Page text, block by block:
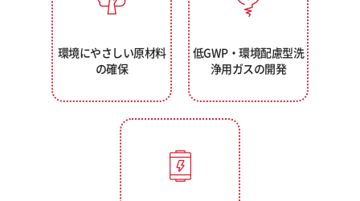
環境にやさしい原材料
の確保
低GWP・環境配慮型洗
浄用ガスの開発